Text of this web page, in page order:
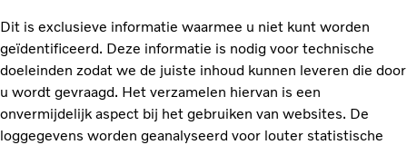
Dit is exclusieve informatie waarmee u niet kunt worden
geïdentificeerd. Deze informatie is nodig voor technische
doeleinden zodat we de juiste inhoud kunnen leveren die door
u wordt gevraagd. Het verzamelen hiervan is een
onvermijdelijk aspect bij het gebruiken van websites. De
loggegevens worden geanalyseerd voor louter statistische